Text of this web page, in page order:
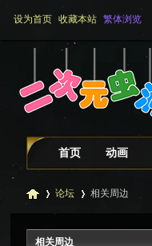
设为首页 收藏本站 繁体浏览
首页 动画
论坛 相关周边
相关周边